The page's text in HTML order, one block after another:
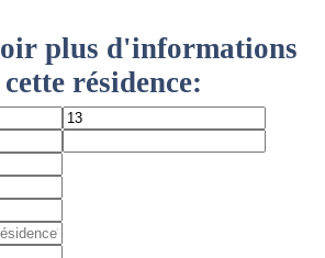
plus d'informations
résidence: